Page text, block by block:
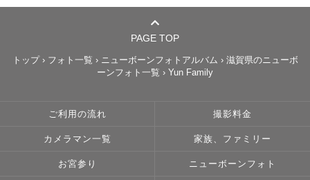
PAGE TOP
トップ› フォト一覧 › ニューボーンフォトアルバム › 滋賀県のニューボ
ーンフォト一覧 › Yun Family
ご利用の流れ 撮影料金
カメラマン一覧 家族、ファミリー
お宮参り ニューボーンフォト